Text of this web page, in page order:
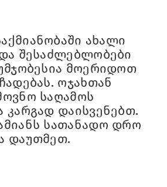
ახალი
შესაძლებლობები
მოერიდოთ
ოჯახთან
საღამოს
კარგად დაისვენებთ.
სათანადო დრო
დაუთმეთ.